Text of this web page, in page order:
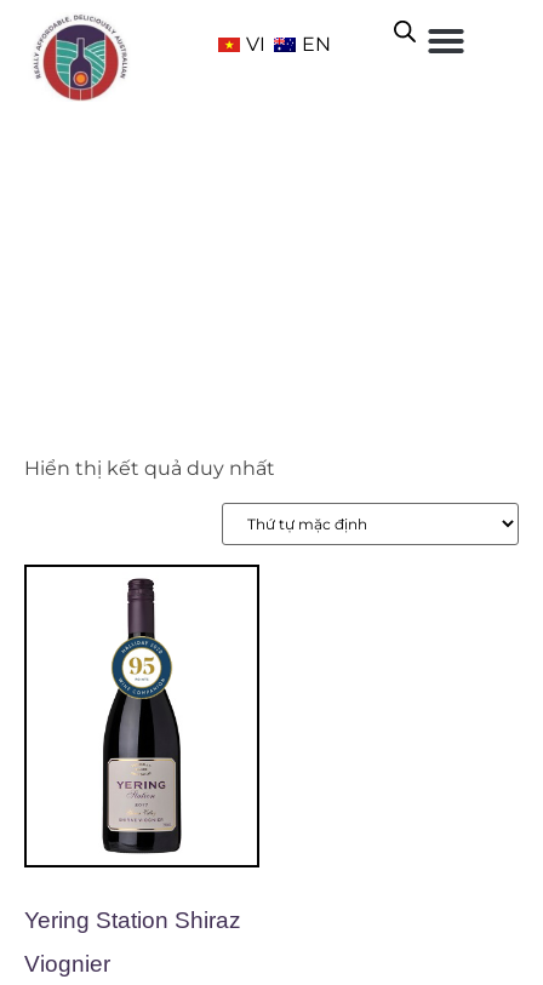
VI EN
Hiển thị kết quả duy nhất
Yering Station Shiraz
Viognier